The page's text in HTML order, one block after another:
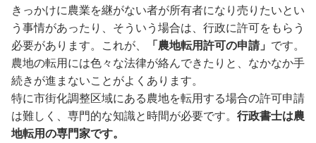
きっかけに農業を継がない者が所有者になり売りたいとい
う事情があったり、そういう場合は、行政に許可をもらう
必要があります。これが、
「農地転用許可の申請」 です。
農地の転用には色々な法律が絡んできたりと、なかなか手
続きが進まないことがよくあります。
特に市街化調整区域にある農地を転用する場合の許可申請
は難しく、専門的な知識と時間が必要です。 行政書士は農
地転用の専門家です。